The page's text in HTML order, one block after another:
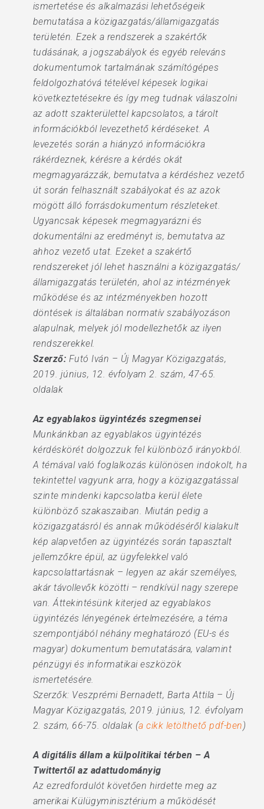
ismertetése és alkalmazási lehetőségeik
bemutatása a közigazgatás/államigazgatás
területén. Ezek a rendszerek a szakértők
tudásának, a jogszabályok és egyéb releváns
dokumentumok tartalmának számítógépes
feldolgozhatóvá tételével képesek logikai
következtetésekre és így meg tudnak válaszolni
az adott szakterülettel kapcsolatos, a tárolt
információkból levezethető kérdéseket. A
levezetés során a hiányzó információkra
rákérdeznek, kérésre a kérdés okát
megmagyarázzák, bemutatva a kérdéshez vezető
út során felhasznált szabályokat és az azok
mögött álló forrásdokumentum részleteket.
Ugyancsak képesek megmagyarázni és
dokumentálni az eredményt is, bemutatva az
ahhoz vezető utat. Ezeket a szakértő
rendszereket jól lehet használni a közigazgatás/
államigazgatás területén, ahol az intézmények
működése és az intézményekben hozott
döntések is általában normatív szabályozáson
alapulnak, melyek jól modellezhetők az ilyen
rendszerekkel.
Szerző: Futó Iván – Új Magyar Közigazgatás,
2019. június, 12. évfolyam 2. szám, 47-65.
oldalak
Az egyablakos ügyintézés szegmensei
Munkánkban az egyablakos ügyintézés
kérdéskörét dolgozzuk fel különböző irányokból.
A témával való foglalkozás különösen indokolt, ha
tekintettel vagyunk arra, hogy a közigazgatással
szinte mindenki kapcsolatba kerül élete
különböző szakaszaiban. Miután pedig a
közigazgatásról és annak működéséről kialakult
kép alapvetően az ügyintézés során tapasztalt
jellemzőkre épül, az ügyfelekkel való
kapcsolattartásnak – legyen az akár személyes,
akár távollevők közötti – rendkívül nagy szerepe
van. Áttekintésünk kiterjed az egyablakos
ügyintézés lényegének értelmezésére, a téma
szempontjából néhány meghatározó (EU-s és
magyar) dokumentum bemutatására, valamint
pénzügyi és informatikai eszközök
ismertetésére.
Szerzők: Veszprémi Bernadett, Barta Attila – Új
Magyar Közigazgatás, 2019. június, 12. évfolyam
2. szám, 66-75. oldalak (a cikk letölthető pdf-ben)
A digitális állam a külpolitikai térben – A
Twittertől az adattudományig
Az ezredfordulót követően hirdette meg az
amerikai Külügyminisztérium a működését